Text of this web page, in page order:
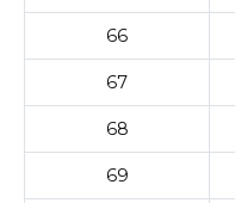
66
67
68
69